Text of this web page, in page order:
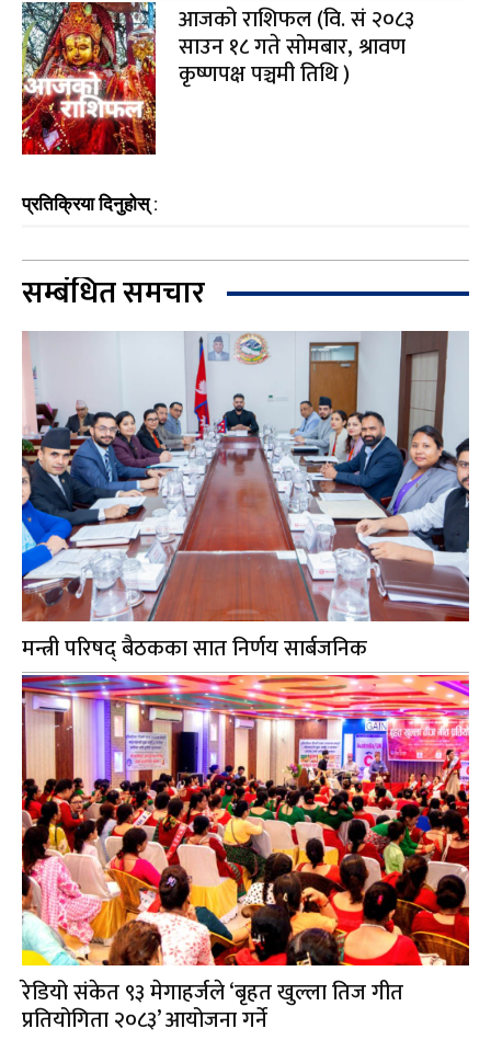
आजको राशिफल (वि. सं २०८३
साउन १८ गते सोमबार, श्रावण
कृष्णपक्ष पञ्चमी तिथि )
प्रतिक्रिया दिनुहोस् :
सम्बंधित समचार
मन्त्री परिषद् बैठकका सात निर्णय सार्बजनिक
रेडियो संकेत ९३ मेगाहर्जले ‘बृहत खुल्ला तिज गीत
प्रतियोगिता २०८३’ आयोजना गर्ने